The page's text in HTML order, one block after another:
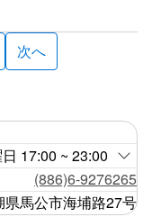
次へ
17:00 ~ 23:00
(886)6-9276265
馬公市海埔路27号